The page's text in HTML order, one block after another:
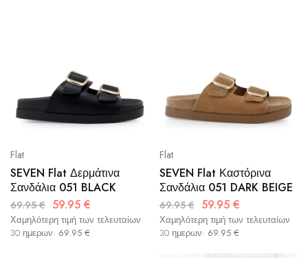
Flat
SEVEN Flat Δερμάτινα
Σανδάλια 051 BLACK
69.95€ 59.95 €
Χαμηλότερη τιμή των τελευταίων
30 ημερων: 69.95 €
Flat
SEVEN Flat Καστόρινα
Σανδάλια 051 DARK BEIGE
69.95€ 59.95 €
Χαμηλότερη τιμή των τελευταίων
30 ημερων: 69.95 €